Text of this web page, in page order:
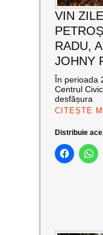
VIN
RADU,
JOHNY
În perioada
Centrul
desfășura
CITEȘTE
Distribuie